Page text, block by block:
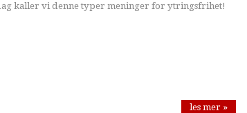
kaller vi denne typer meninger for ytringsfrihet!
les mer »